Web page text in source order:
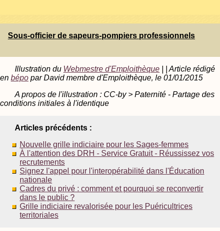
Sous-officier de sapeurs-pompiers professionnels
Illustration du Webmestre d'Emploithèque | | Article rédigé
en bépo par David membre d'Emploithèque, le 01/01/2015
A propos de l'illustration : CC-by > Paternité - Partage des
conditions initiales à l'identique
Articles précédents :
Nouvelle grille indiciaire pour les Sages-femmes
À l'attention des DRH - Service Gratuit - Réussissez vos
recrutements
Signez l'appel pour l'interopérabilité dans l'Éducation
nationale
Cadres du privé : comment et pourquoi se reconvertir
dans le public ?
Grille indiciaire revalorisée pour les Puéricultrices
territoriales